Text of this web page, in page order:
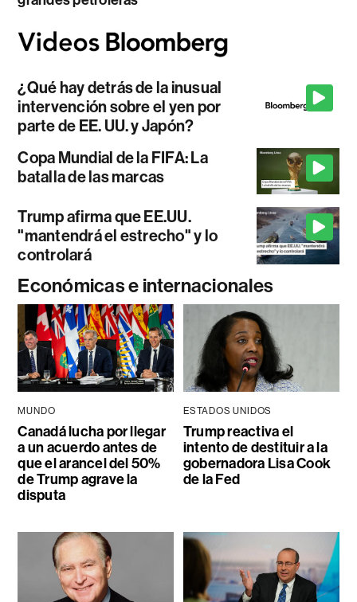
¿Qué hay detrás de la inusual
intervención sobre el yen por
parte de EE. UU. y Japón?
Copa Mundial de la FIFA: La
batalla de las marcas
Trump afirma que EE.UU.
"mantendrá el estrecho" y lo
controlará
Económicas e internacionales
MUNDO
Canadá lucha por llegar
a un acuerdo antes de
que el arancel del 50%
de Trump agrave la
disputa
ESTADOS UNIDOS
Trump reactiva el
intento de destituir a la
gobernadora Lisa Cook
de la Fed